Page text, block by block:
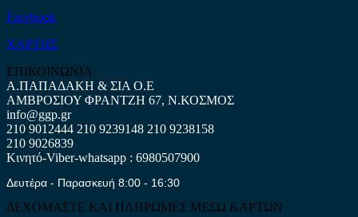
Facebook
ΧΑΡΤΗΣ
ΕΠΙΚΟΙΝΩΝΙΑ
Α.ΠΑΠΑΔΑΚΗ & ΣΙΑ Ο.Ε
ΑΜΒΡΟΣΙΟΥ ΦΡΑΝΤΖΗ 67, Ν.ΚΟΣΜΟΣ
info@ggp.gr
210 9012444 210 9239148 210 9238158
210 9026839
Κινητό-Viber-whatsapp : 6980507900
Δευτέρα - Παρασκευή 8:00 - 16:30
ΔΕΧΟΜΑΣΤΕ ΚΑΙ ΠΛΗΡΩΜΕΣ ΜΕΣΩ ΚΑΡΤΩΝ